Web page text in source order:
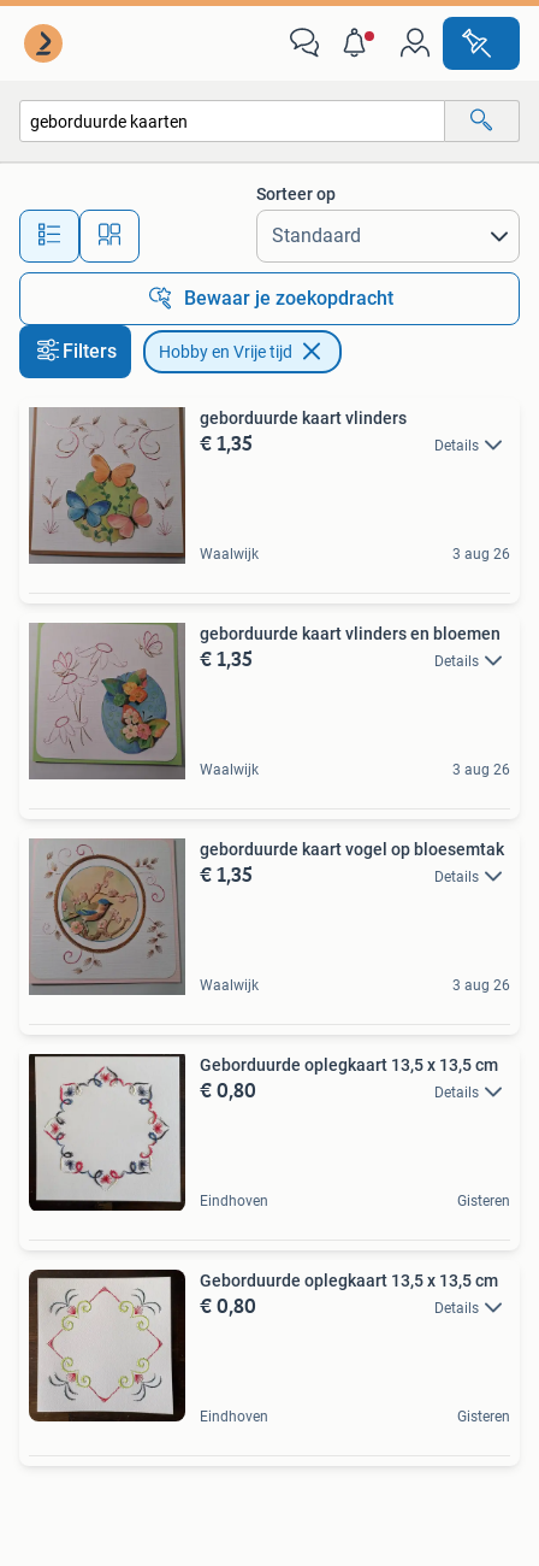
Alle afstanden…
Sorteer op
Bewaar je zoekopdracht
Filters Hobby en Vrije tijd
geborduurde kaart vlinders
€ 1,35 Details
Waalwijk 3 aug 26
geborduurde kaart vlinders en bloemen
€ 1,35 Details
Waalwijk 3 aug 26
geborduurde kaart vogel op bloesemtak
€ 1,35 Details
Waalwijk 3 aug 26
Geborduurde oplegkaart 13,5 x 13,5 cm
€ 0,80 Details
Eindhoven Gisteren
Geborduurde oplegkaart 13,5 x 13,5 cm
€ 0,80 Details
Eindhoven Gisteren